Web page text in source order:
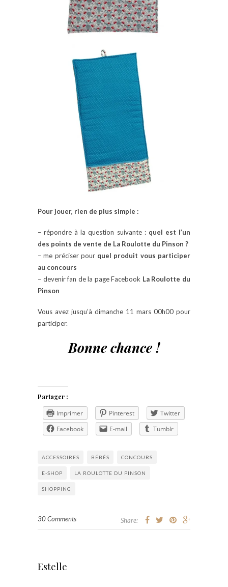
Pour jouer, rien de plus simple :
– répondre à la question suivante : quel est l’un
des points de vente de La Roulotte du Pinson ?
– me préciser pour quel produit vous participer
au concours
– devenir fan de la page Facebook La Roulotte du
Pinson
Vous avez jusqu’à dimanche 11 mars 00h00 pour
participer.
Bonne chance !
Partager :
Imprimer Pinterest
Twitter
Facebook
E-mail Tumblr
ACCESSOIRES BÉBÉS CONCOURS
E-SHOP LA ROULOTTE DU PINSON
SHOPPING
30 Comments Share:
Estelle